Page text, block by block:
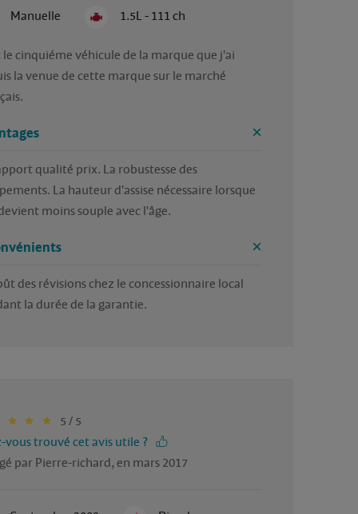
Manuelle 1.5L - 111 ch
le cinquiéme véhicule de la marque que j'ai
la venue de cette marque sur le marché
qualité prix. La robustesse des
La hauteur d'assise nécessaire lorsque
moins souple avec l'âge.
des révisions chez le concessionnaire local
la durée de la garantie.
5 / 5
vous trouvé cet avis utile ?
par Pierre-richard, en mars 2017